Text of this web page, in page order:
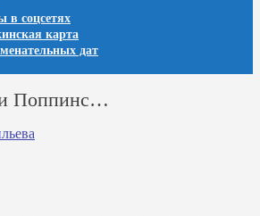
соцсетях
карта
дат
Поппинс…